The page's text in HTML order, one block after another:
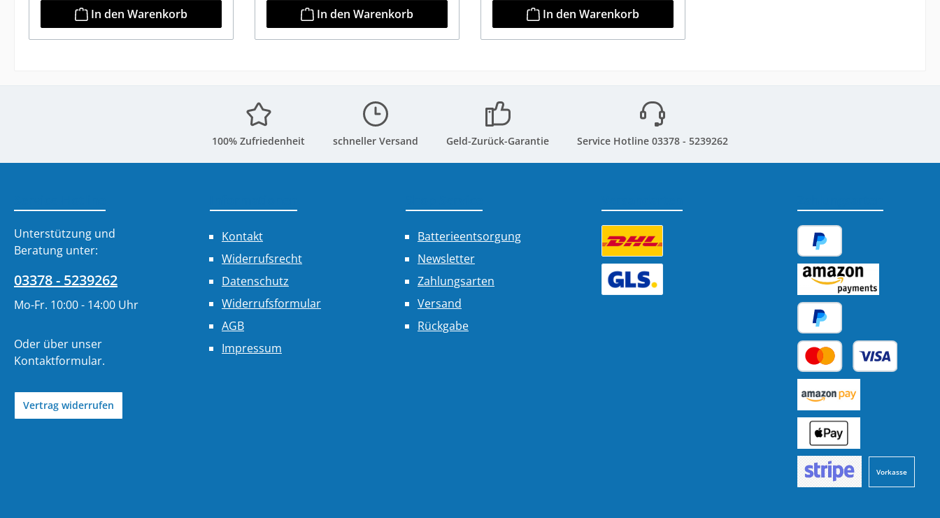
In den Warenkorb In den Warenkorb In den Warenkorb
100% Zufriedenheit schneller Versand Geld-Zurück-Garantie Service Hotline 03378 - 5239262
Unterstützung und
Beratung unter:
03378 - 5239262
Mo-Fr. 10:00 - 14:00 Uhr
Oder über unser
Kontaktformular.
Vertrag widerrufen
Kontakt
Widerrufsrecht
Datenschutz
Widerrufsformular
AGB
Impressum
Batterieentsorgung
Newsletter
Zahlungsarten
Versand
Rückgabe
Benutzerdefiniertes Bild 1 PayPal
Amazon Pay
Später Bezahlen
Kredit- oder Debitkarte
Vorkasse
Benutzerdefiniertes Bild 1
Benutzerdefiniertes Bild 2